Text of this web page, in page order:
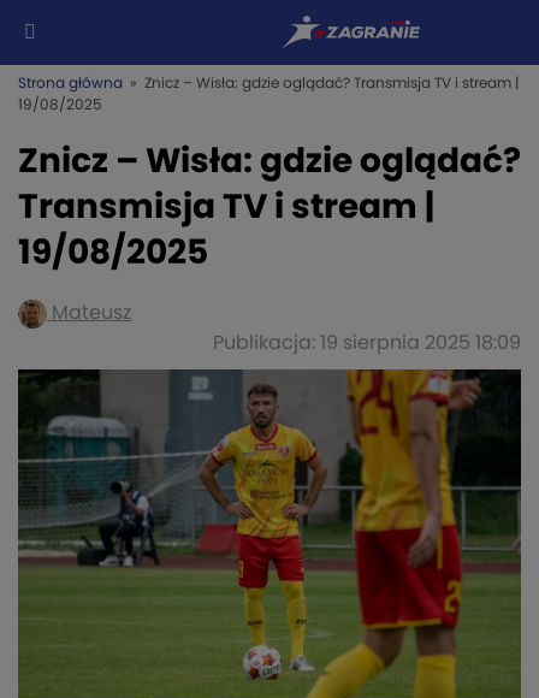
Strona główna » Znicz – Wisła: gdzie oglądać? Transmisja TV i stream |
19/08/2025
Znicz – Wisła: gdzie oglądać?
Transmisja TV i stream |
19/08/2025
Mateusz
Publikacja: 19 sierpnia 2025 18:09